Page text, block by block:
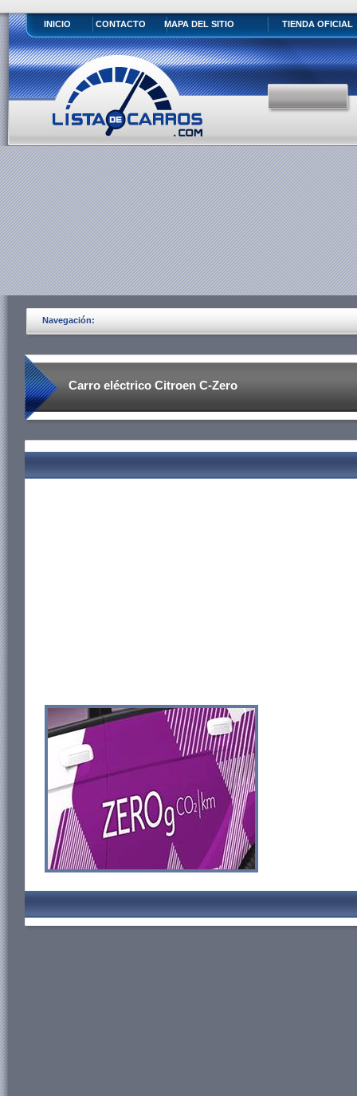
INICIO CONTACTO MAPA DEL SITIO TIENDA OFICIAL
Navegación:
Carro eléctrico Citroen C-Zero